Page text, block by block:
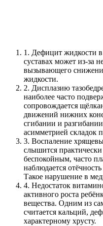
1. Дефицит жидкости
суставах может из-за
вызывающего
жидкости.
2. Дисплазию
наиболее часто
сопровождается
движений нижних
сгибании и
асимметрией складок
3. Воспаление
слышится
беспокойным, часто
наблюдается
Такое нарушение в
4. Недостаток
активного роста
вещества. Одним из
считается кальций,
характерному хрусту.